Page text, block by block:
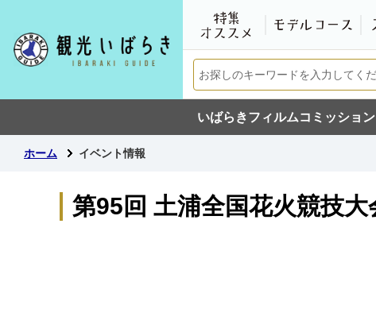
いばらきフィルムコミッション
ホーム イベント情報
第95回 土浦全国花火競技大